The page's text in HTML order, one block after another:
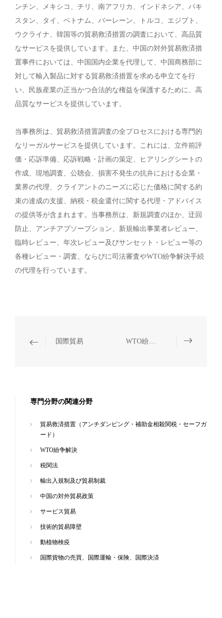
ンチン、メキシコ、チリ、南アフリカ、インドネシア、パキ
スタン、タイ、ベトナム、バーレーン、トルコ、エジプト、
ウクライナ、韓国等の貿易救済措置の調査において、高品質
なサービスを提供しています。また、中国の対外貿易救済措
置事件においては、中国国内企業を代理して、中国商務部に
対して輸入製品に対する貿易救済措置を求める申立てを行
い、民族産業の正当かつ合法的な権益を保護するために、高
品質なサービスを提供しています。
当事務所は、貿易救済措置調査の全プロセスにおける専門的
なリーガルサービスを提供しています。これには、立件前評
価・応訴準備、応訴戦略・計画の策定、ヒアリングシートの
作成、現地調査、公聴会、損害不発生の抗弁における企業・
業界の代理、クライアントのニーズに応じた価格に関する約
束の達成の支援、納税・税金還付に関する代理・アドバイス
の提供等が含まれます。当事務所は、新規調査のほか、迂回
防止、アンチアブソープション、新規輸出事業者レビュー、
臨時レビュー、年次レビュー及びサンセット・レビュー等の
各種レビュー・調査、ならびに司法審査やWTO紛争解決手続
の代理を行っています。
国際貿易 WTO紛争解決
専門分野の関連分野
貿易救済措置（アンチダンピング・補助金相殺関税・セーフガ
ード）
WTO紛争解決
税関法
輸出入規制及び貿易制裁
中国の対外貿易政策
サービス貿易
技術的貿易障壁
動植物検疫
国際貨物の売買、国際運輸・保険、国際決済